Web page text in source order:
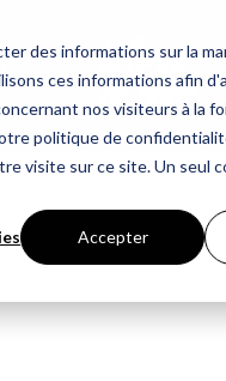
des informations sur la
ces informations afin
nos visiteurs à la
politique de
visite sur ce site. Un seul
Accepter